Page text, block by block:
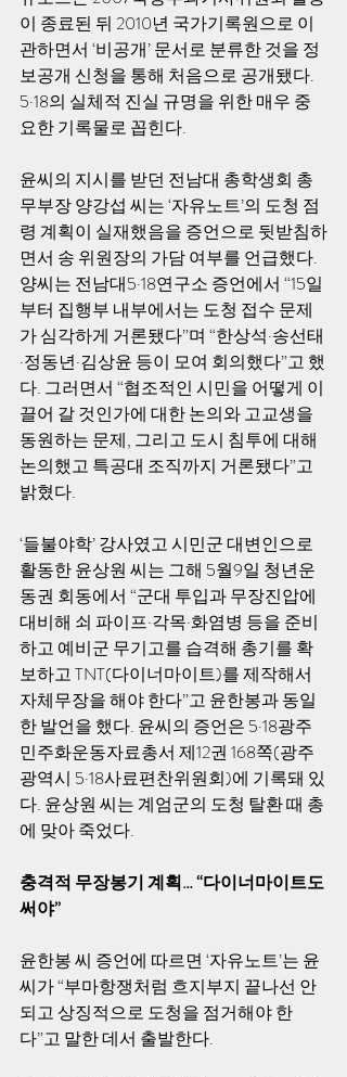
이 종료된 뒤 2010년 국가기록원으로 이
관하면서 ‘비공개’ 문서로 분류한 것을 정
보공개 신청을 통해 처음으로 공개됐다.
5·18의 실체적 진실 규명을 위한 매우 중
요한 기록물로 꼽힌다.
윤씨의 지시를 받던 전남대 총학생회 총
무부장 양강섭 씨는 ‘자유노트’의 도청 점
령 계획이 실재했음을 증언으로 뒷받침하
면서 송 위원장의 가담 여부를 언급했다.
양씨는 전남대5·18연구소 증언에서 “15일
부터 집행부 내부에서는 도청 접수 문제
가 심각하게 거론됐다”며 “한상석·송선태
·정동년·김상윤 등이 모여 회의했다”고 했
다. 그러면서 “협조적인 시민을 어떻게 이
끌어 갈 것인가에 대한 논의와 고교생을
동원하는 문제, 그리고 도시 침투에 대해
논의했고 특공대 조직까지 거론됐다”고
밝혔다.
‘들불야학’ 강사였고 시민군 대변인으로
활동한 윤상원 씨는 그해 5월9일 청년운
동권 회동에서 “군대 투입과 무장진압에
대비해 쇠 파이프·각목·화염병 등을 준비
하고 예비군 무기고를 습격해 총기를 확
보하고 TNT(다이너마이트)를 제작해서
자체무장을 해야 한다”고 윤한봉과 동일
한 발언을 했다. 윤씨의 증언은 5·18광주
민주화운동자료총서 제12권 168쪽(광주
광역시 5·18사료편찬위원회)에 기록돼 있
다. 윤상원 씨는 계엄군의 도청 탈환 때 총
에 맞아 죽었다.
충격적 무장봉기 계획… “다이너마이트도
써야”
윤한봉 씨 증언에 따르면 ‘자유노트’는 윤
씨가 “부마항쟁처럼 흐지부지 끝나선 안
되고 상징적으로 도청을 점거해야 한
다”고 말한 데서 출발한다.